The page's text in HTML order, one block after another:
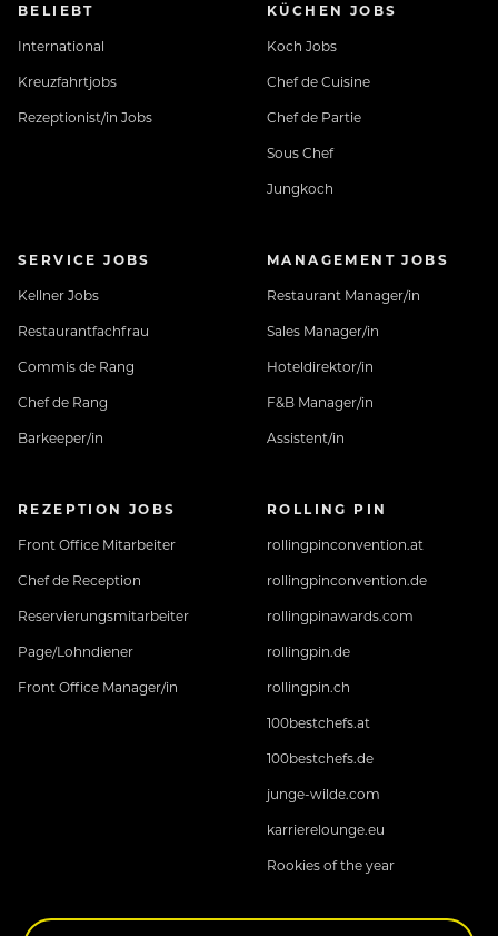
BELIEBT
International
Kreuzfahrtjobs
Rezeptionist/in Jobs
KÜCHEN JOBS
Koch Jobs
Chef de Cuisine
Chef de Partie
Sous Chef
Jungkoch
SERVICE JOBS
Kellner Jobs
Restaurantfachfrau
Commis de Rang
Chef de Rang
Barkeeper/in
MANAGEMENT JOBS
Restaurant Manager/in
Sales Manager/in
Hoteldirektor/in
F&B Manager/in
Assistent/in
REZEPTION JOBS
Front Office Mitarbeiter
Chef de Reception
Reservierungsmitarbeiter
Page/Lohndiener
Front Office Manager/in
ROLLING PIN
rollingpinconvention.at
rollingpinconvention.de
rollingpinawards.com
rollingpin.de
rollingpin.ch
100bestchefs.at
100bestchefs.de
junge-wilde.com
karrierelounge.eu
Rookies of the year